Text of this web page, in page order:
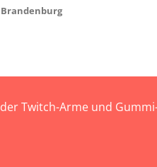
Twitch-Arme und